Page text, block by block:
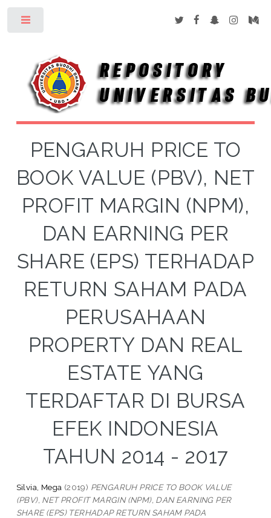
PENGARUH PRICE TO
BOOK VALUE (PBV), NET
PROFIT MARGIN (NPM),
DAN EARNING PER
SHARE (EPS) TERHADAP
RETURN SAHAM PADA
PERUSAHAAN
PROPERTY DAN REAL
ESTATE YANG
TERDAFTAR DI BURSA
EFEK INDONESIA
TAHUN 2014 - 2017
Silvia, Mega (2019) PENGARUH PRICE TO BOOK VALUE
(PBV), NET PROFIT MARGIN (NPM), DAN EARNING PER
SHARE (EPS) TERHADAP RETURN SAHAM PADA